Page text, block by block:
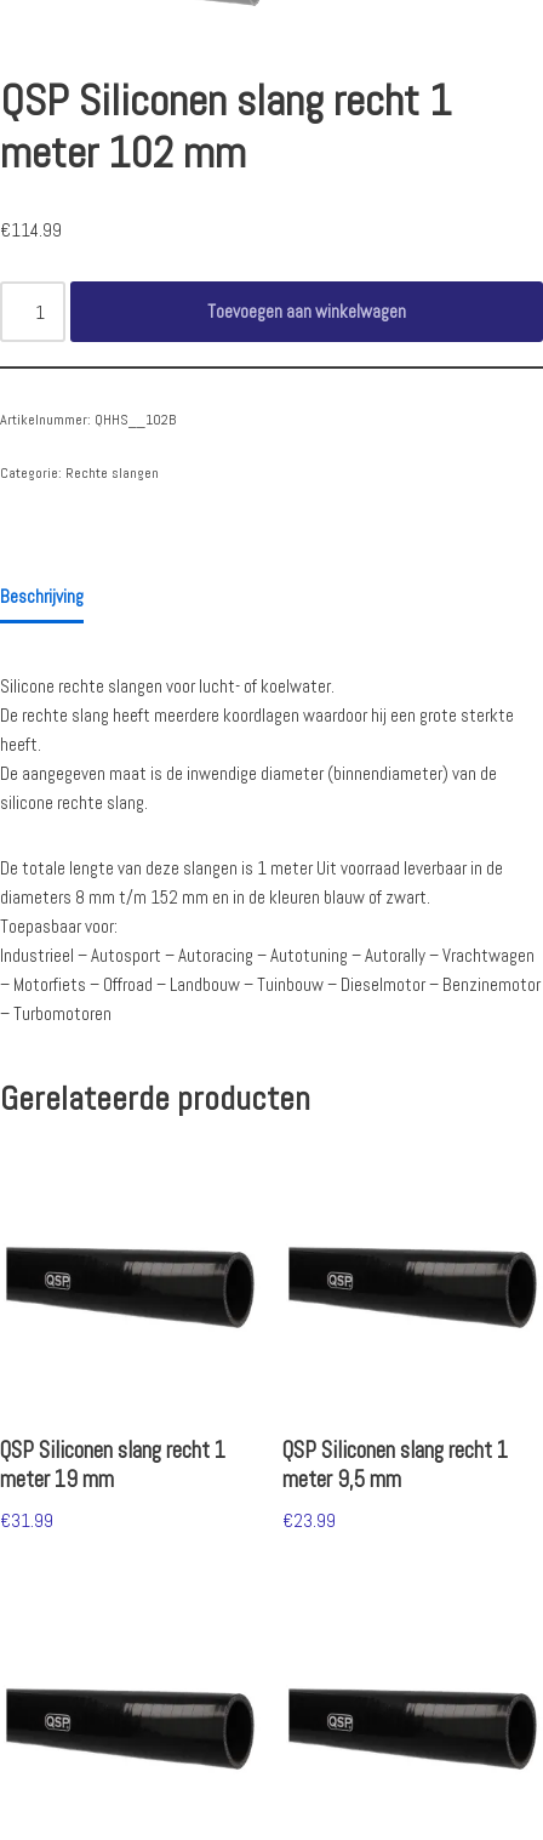
QSP Siliconen slang recht 1
meter 102 mm
€114.99
Toevoegen aan winkelwagen
Artikelnummer: QHHS__102B
Categorie: Rechte slangen
Beschrijving
Silicone rechte slangen voor lucht- of koelwater.
De rechte slang heeft meerdere koordlagen waardoor hij een grote sterkte
heeft.
De aangegeven maat is de inwendige diameter (binnendiameter) van de
silicone rechte slang.
De totale lengte van deze slangen is 1 meter Uit voorraad leverbaar in de
diameters 8 mm t/m 152 mm en in de kleuren blauw of zwart.
Toepasbaar voor:
Industrieel – Autosport – Autoracing – Autotuning – Autorally – Vrachtwagen
– Motorfiets – Offroad – Landbouw – Tuinbouw – Dieselmotor – Benzinemotor
– Turbomotoren
Gerelateerde producten
QSP Siliconen slang recht 1
meter 19 mm
€31.99
QSP Siliconen slang recht 1
meter 9,5 mm
€23.99